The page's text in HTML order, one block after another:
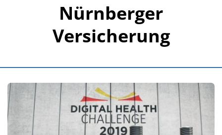
Nürnberger
Versicherung